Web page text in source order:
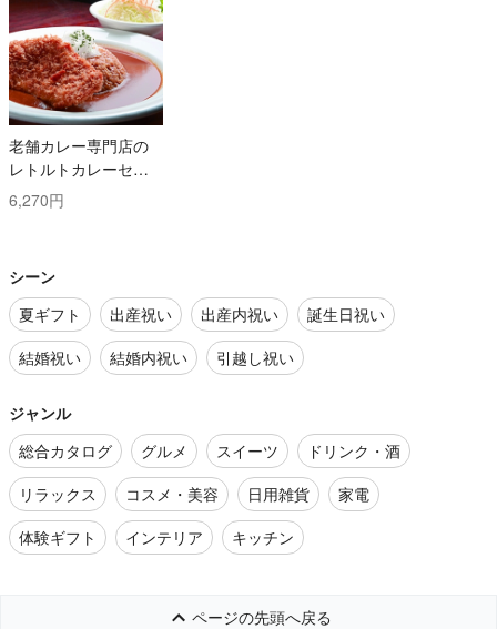
老舗カレー専門店の
レトルトカレーセッ
ト
6,270円
シーン
夏ギフト
出産祝い 出産内祝い
誕生日祝い
結婚祝い
結婚内祝い 引越し祝い
ジャンル
総合カタログ
グルメ スイーツ
ドリンク・酒
リラックス
コスメ・美容 日用雑貨
家電
体験ギフト
インテリア キッチン
ページの先頭へ戻る